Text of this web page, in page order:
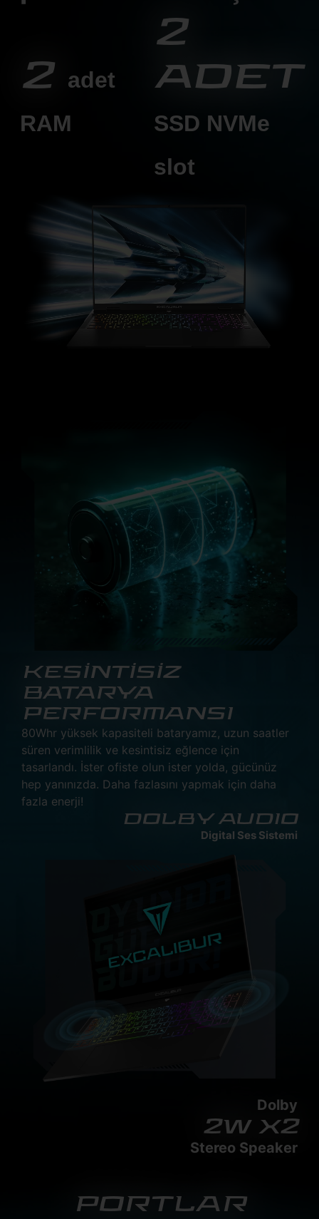
2 adet
RAM
2
adet
SSD NVMe
slot
KESİNTİSİZ
BATARYA
PERFORMANSI
80Whr yüksek kapasiteli bataryamız, uzun saatler
süren verimlilik ve kesintisiz eğlence için
tasarlandı. İster ofiste olun ister yolda, gücünüz
hep yanınızda. Daha fazlasını yapmak için daha
fazla enerji!
DOLBY AUDIO
Digital Ses Sistemi
Dolby
2w x2
Stereo Speaker
PORTLAR